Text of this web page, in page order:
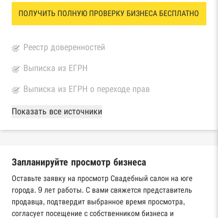
ПОЛУЧИТЬ ПОЛНУЮ ПРОВЕРКУ БИЗНЕСА БЕСПЛАТНО
Реестр доверенностей
Выписка из ЕГРН
Выписка из ЕГРН о переходе прав
База Росстата
Реестры ЕГРЮЛ и ЕГРИП Федеральной
Реестр государственных контрактов
Федерального казначейства
Картотека арбитражных дел Высшего
арбитражного суда
Показать все источники
Запланируйте просмотр бизнеса
Оставьте заявку на просмотр Свадебный салон на юге
города. 9 лет работы. С вами свяжется представитель
продавца, подтвердит выбранное время просмотра,
согласует посещение с собственником бизнеса и